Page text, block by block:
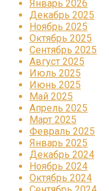
Январь 2026
Декабрь 2025
Ноябрь 2025
Октябрь 2025
Сентябрь 2025
Август 2025
Июль 2025
Июнь 2025
Май 2025
Апрель 2025
Март 2025
Февраль 2025
Январь 2025
Декабрь 2024
Ноябрь 2024
Октябрь 2024